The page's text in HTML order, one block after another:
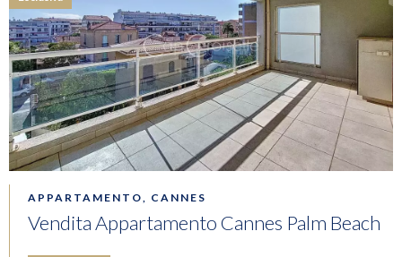
APPARTAMENTO, CANNES
Vendita Appartamento Cannes Palm Beach